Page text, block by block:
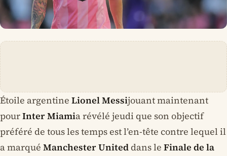
Étoile argentine Lionel Messijouant maintenant
pourInter Miamia révélé jeudi que son objectif
préféré de tous les temps est l’en-tête contre lequel il
a marqué Manchester Uniteddans le Finale de la